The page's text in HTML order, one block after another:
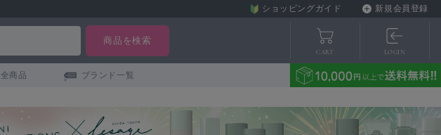
ショッピングガイド 新規会員登録
CART LOGIN
全商品 ブランド一覧